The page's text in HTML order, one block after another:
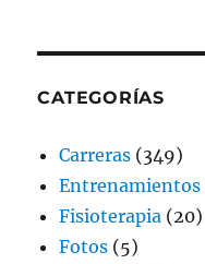
CATEGORÍAS
Carreras (349)
Entrenamientos
Fisioterapia (20)
Fotos (5)